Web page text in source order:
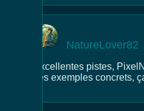
NatureLover82
Excellentes pistes,
ces exemples concrets,